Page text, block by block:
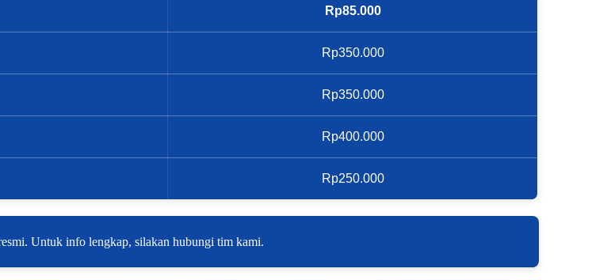
Rp85.000
Rp350.000
Rp350.000
Rp400.000
Rp250.000
Untuk info lengkap, silakan hubungi tim kami.